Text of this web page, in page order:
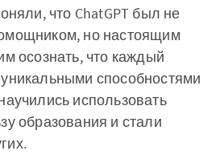
что ChatGPT был не
но настоящим
осознать, что каждый
способностями
использовать
образования и стали